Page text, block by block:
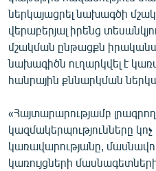
ներկայացրել նախագծի
վերաբերյալ իրենց
մշակման ընթացքն
նախագիծն ուղարկվել է
հանրային քննարկման
«Հայտարարությամբ
կազմակերպությունները կոչ
կառավարությանը,
կառույցների